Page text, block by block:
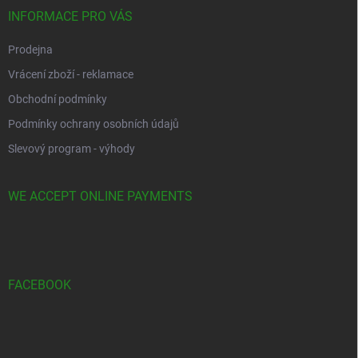
INFORMACE PRO VÁS
Prodejna
Vrácení zboží - reklamace
Obchodní podmínky
Podmínky ochrany osobních údajů
Slevový program - výhody
WE ACCEPT ONLINE PAYMENTS
FACEBOOK